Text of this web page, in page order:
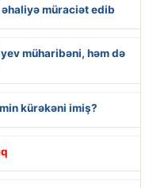
müraciət edib
müharibəni, həm də
kürəkəni imiş?